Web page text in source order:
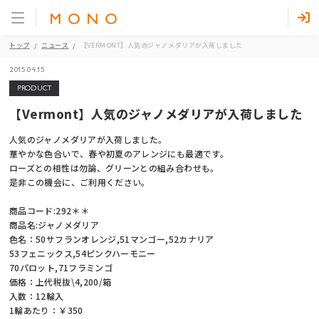
トップ ニュース 【VERMONT】人気のジャノメダリアが入荷しました
2015.04.15
PRODUCT
【Vermont】人気のジャノメダリアが入荷しました
人気のジャノメダリアが入荷しました。
華やかな色合いで、春や初夏のアレンジにも最適です。
ローズとの相性は勿論、グリーンとの組み合わせも。
是非この機会に、ご利用ください。
商品コード:292＊＊
商品名:ジャノメダリア
色名：50サフランオレンジ,51マンゴー,52カナリア
53フェニックス,54ピンクハーモニー
70パロット,71フラミンゴ
価格：上代税抜\4,200/箱
入数：12輪入
1輪あたり：￥350